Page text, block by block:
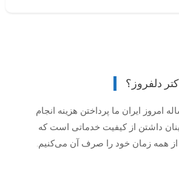
دلفروز؟
امروز ایران ما پرداختن هزینه انجام
داشتن از کیفیت خدماتی است که
از همه زمان خود را صرف آن می‌کنیم.